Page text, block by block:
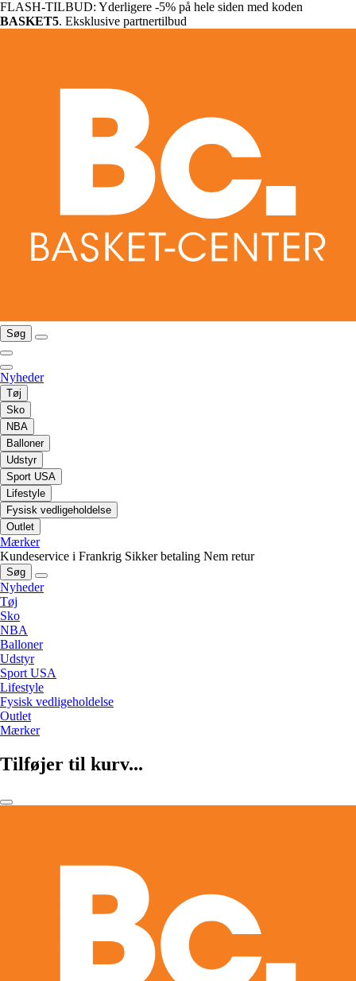
FLASH-TILBUD: Yderligere -5% på hele siden med koden
BASKET5. Eksklusive partnertilbud
Søg
Nyheder
Tøj
Sko
NBA
Balloner
Udstyr
Sport USA
Lifestyle
Fysisk vedligeholdelse
Outlet
Mærker
Kundeservice i Frankrig Sikker betaling Nem retur
Søg
Nyheder
Tøj
Sko
NBA
Balloner
Udstyr
Sport USA
Lifestyle
Fysisk vedligeholdelse
Outlet
Mærker
Tilføjer til kurv...